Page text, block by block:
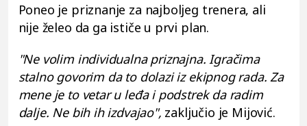
Poneo je priznanje za najboljeg trenera, ali
nije želeo da ga ističe u prvi plan.
"Ne volim individualna priznajna. Igračima
stalno govorim da to dolazi iz ekipnog rada. Za
mene je to vetar u leđa i podstrek da radim
dalje. Ne bih ih izdvajao", zaključio je Mijović.